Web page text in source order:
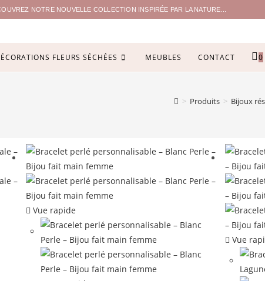
NOTRE NOUVELLE COLLECTION INSPIRÉE PAR LA NATURE...
FLEURS SÉCHÉES MEUBLES CONTACT 0
> Produits > Bijoux
Vue rapide
Vue